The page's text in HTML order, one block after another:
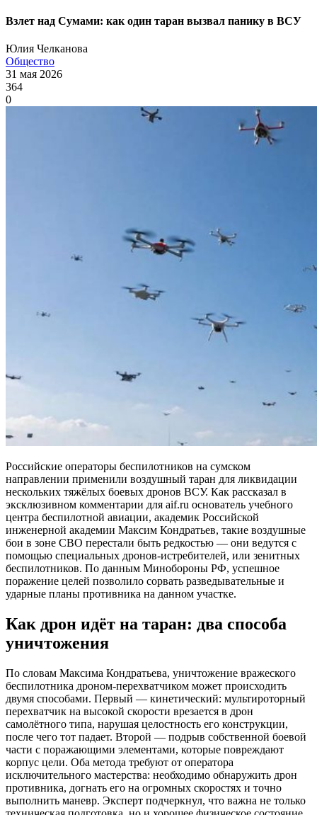
Взлет над Сумами: как один таран вызвал панику в ВСУ
Юлия Челканова
Общество
31 мая 2026
364
0
Российские операторы беспилотников на сумском
направлении применили воздушный таран для ликвидации
нескольких тяжёлых боевых дронов ВСУ. Как рассказал в
эксклюзивном комментарии для aif.ru основатель учебного
центра беспилотной авиации, академик Российской
инженерной академии Максим Кондратьев, такие воздушные
бои в зоне СВО перестали быть редкостью — они ведутся с
помощью специальных дронов-истребителей, или зенитных
беспилотников. По данным Минобороны РФ, успешное
поражение целей позволило сорвать разведывательные и
ударные планы противника на данном участке.
Как дрон идёт на таран: два способа
уничтожения
По словам Максима Кондратьева, уничтожение вражеского
беспилотника дроном-перехватчиком может происходить
двумя способами. Первый — кинетический: мультироторный
перехватчик на высокой скорости врезается в дрон
самолётного типа, нарушая целостность его конструкции,
после чего тот падает. Второй — подрыв собственной боевой
части с поражающими элементами, которые повреждают
корпус цели. Оба метода требуют от оператора
исключительного мастерства: необходимо обнаружить дрон
противника, догнать его на огромных скоростях и точно
выполнить маневр. Эксперт подчеркнул, что важна не только